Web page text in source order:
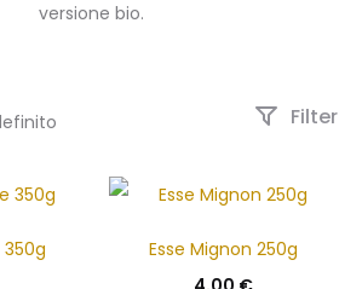
versione bio.
Filter
350g
Esse Mignon 250g